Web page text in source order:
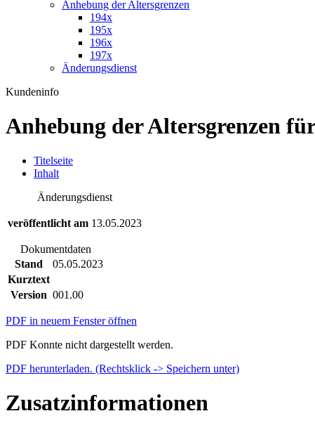
Anhebung der Altersgrenzen
194x
195x
196x
197x
Änderungsdienst
Kundeninfo
Anhebung der Altersgrenzen
Titelseite
Inhalt
Änderungsdienst
veröffentlicht am 13.05.2023
Dokumentdaten
Stand
05.05.2023
Kurztext
Version 001.00
PDF in neuem Fenster öffnen
PDF Konnte nicht dargestellt werden.
PDF herunterladen. (Rechtsklick -> Speichern unter)
Zusatzinformationen